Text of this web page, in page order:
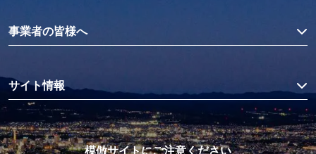
事業者の皆様へ
サイト情報
模倣サイトにご注意ください